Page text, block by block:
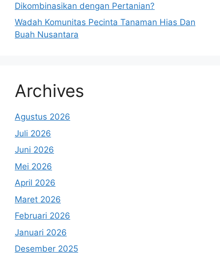
Dikombinasikan dengan Pertanian?
Wadah Komunitas Pecinta Tanaman Hias Dan
Buah Nusantara
Archives
Agustus 2026
Juli 2026
Juni 2026
Mei 2026
April 2026
Maret 2026
Februari 2026
Januari 2026
Desember 2025